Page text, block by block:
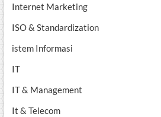
Internet Marketing
ISO & Standardization
istem Informasi
IT
IT & Management
It & Telecom